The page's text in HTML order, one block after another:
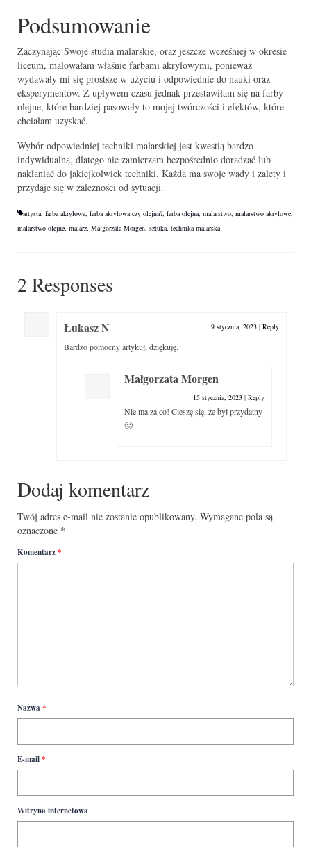
Podsumowanie
Zaczynając Swoje studia malarskie, oraz jeszcze wcześniej w okresie
liceum, malowałam właśnie farbami akrylowymi, ponieważ
wydawały mi się prostsze w użyciu i odpowiednie do nauki oraz
eksperymentów. Z upływem czasu jednak przestawiłam się na farby
olejne, które bardziej pasowały to mojej twórczości i efektów, które
chciałam uzyskać.
Wybór odpowiedniej techniki malarskiej jest kwestią bardzo
indywidualną, dlatego nie zamierzam bezpośrednio doradzać lub
nakłaniać do jakiejkolwiek techniki. Każda ma swoje wady i zalety i
przydaje się w zależności od sytuacji.
artysta farba akrylowa farba akrylowa czy olejna? farba olejna malarstwo malarstwo akrylowe
malarstwo olejne malarz Małgorzata Morgen sztuka technika malarska
2 Responses
Łukasz N 9 stycznia, 2023 | Reply
Bardzo pomocny artykuł, dziękuję.
Małgorzata Morgen
15 stycznia, 2023 | Reply
Nie ma za co! Cieszę się, że był przydatny
🙂
Dodaj komentarz
Twój adres e-mail nie zostanie opublikowany. Wymagane pola są
oznaczone *
Komentarz*
Nazwa *
E-mail*
Witryna internetowa